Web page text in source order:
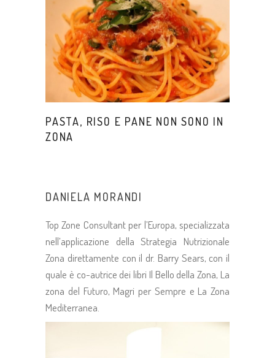
PASTA, RISO E PANE NON SONO IN
ZONA
DANIELA MORANDI
Top Zone Consultant per l’Europa, specializzata
nell’applicazione della Strategia Nutrizionale
Zona direttamente con il dr. Barry Sears, con il
quale è co-autrice dei libri Il Bello della Zona, La
zona del Futuro, Magri per Sempre e La Zona
Mediterranea.